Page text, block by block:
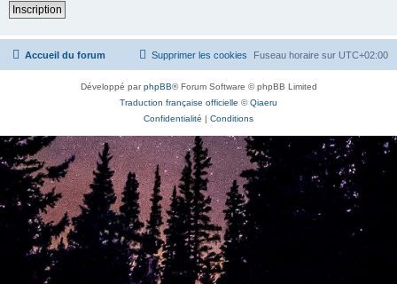
Inscription
Accueil du forum Fuseau horaire sur UTC+02:00
Supprimer les cookies
Développé parphpBB® Forum Software © phpBB Limited
Traduction française officielle ©Qiaeru
Confidentialité | Conditions